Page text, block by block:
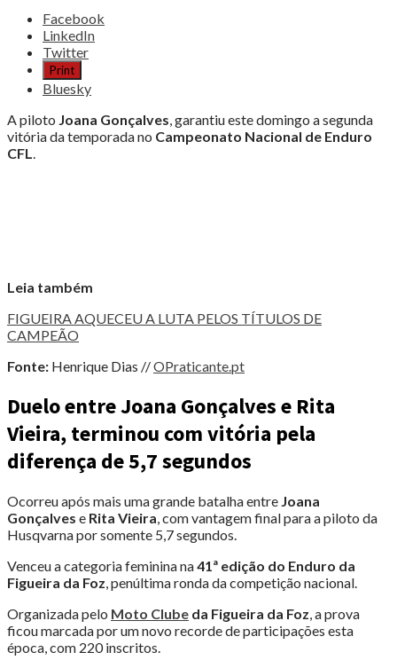
Share
post
"JOANA
GONÇALVES
CONQUISTA
VITÓRIA
NA
FIGUEIRA"
Facebook
LinkedIn
Twitter
Print
Bluesky
A piloto Joana Gonçalves, garantiu este domingo a segunda
vitória da temporada no Campeonato Nacional de Enduro
CFL.
Leia também
FIGUEIRA AQUECEU A LUTA PELOS TÍTULOS DE
CAMPEÃO
Fonte: Henrique Dias //OPraticante.pt
Duelo entre Joana Gonçalves e Rita
Vieira, terminou com vitória pela
diferença de 5,7 segundos
Ocorreu após mais uma grande batalha entre Joana
Gonçalves e Rita Vieira, com vantagem final para a piloto da
Husqvarna por somente 5,7 segundos.
Venceu a categoria feminina na41ª edição do Enduro da
Figueira da Foz, penúltima ronda da competição nacional.
Organizada pelo Moto Clube da Figueira da Foz, a prova
ficou marcada por um novo recorde de participações esta
época, com 220 inscritos.